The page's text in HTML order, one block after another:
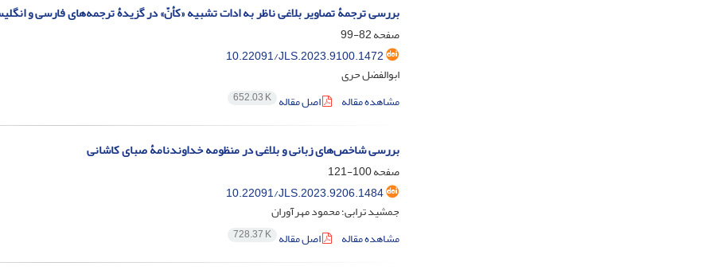
بررسی ترجمۀ تصاویر بلاغی ناظر به ادات تشبیه «کأنّ» در گزیدۀ ترجمه‌های فارسی و
صفحه82-99
10.22091/JLS.2023.9100.1472
ابوالفضل حری
مشاهده مقاله
اصل مقاله 652.03 K
بررسی شاخص‌های زبانی و بلاغی در منظومه خداوندنامۀ صبای کاشانی
صفحه100-121
10.22091/JLS.2023.9206.1484
جمشید ترابی؛ محمود مهرآوران
مشاهده مقاله
اصل مقاله 728.37 K